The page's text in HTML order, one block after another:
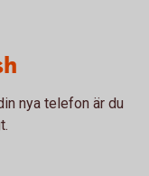
nya telefon är du